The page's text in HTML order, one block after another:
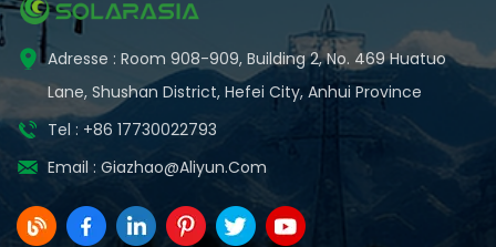
Adresse : Room 908-909, Building 2, No. 469 Huatuo
Lane, Shushan District, Hefei City, Anhui Province
Tel : +86 17730022793
Email : Giazhao@aliyun.com